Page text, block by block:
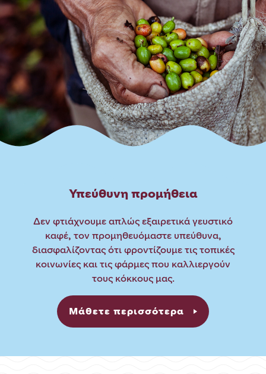
Υπεύθυνη προμήθεια
Δεν φτιάχνουμε απλώς εξαιρετικά γευστικό
καφέ, τον προμηθευόμαστευπεύθυνα,
διασφαλίζοντας ότι φροντίζουμε τις τοπικές
κοινωνίες και τις φάρμες που καλλιεργούν
τους κόκκους μας.
Μάθετε περισσότερα